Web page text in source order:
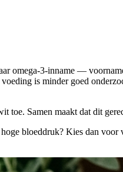
omega-3-inname —
is minder goed
Samen maakt dat dit
bloeddruk? Kies dan